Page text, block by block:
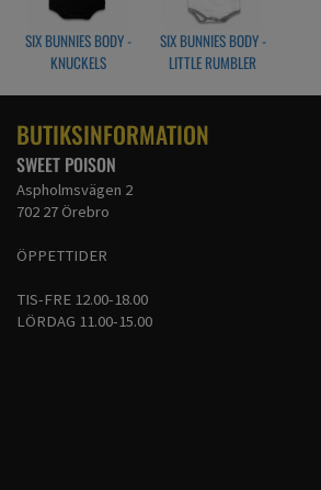
SIX BUNNIES BODY -
KNUCKELS
SIX BUNNIES BODY -
LITTLE RUMBLER
BUTIKSINFORMATION
SWEET POISON
Aspholmsvägen 2
702 27 Örebro
ÖPPETTIDER
TIS-FRE 12.00-18.00
LÖRDAG 11.00-15.00